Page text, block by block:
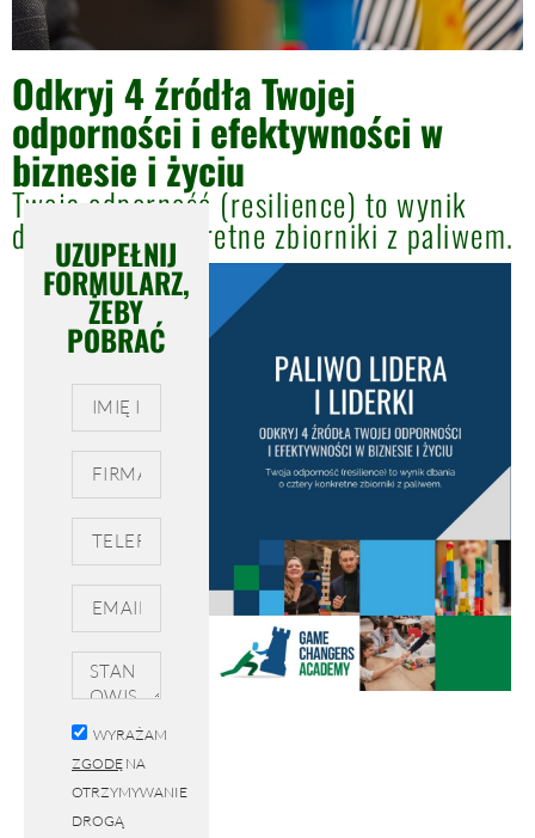
Odkryj 4 źródła Twojej
odporności i efektywności w
biznesie i życiu
Twoja odporność (resilience) to wynik
dbania o 4 konkretne zbiorniki z paliwem.
UZUPEŁNIJ
FORMULARZ,
ŻEBY
POBRAĆ
WYRAŻAM
ZGODĘ NA
OTRZYMYWANIE
DROGĄ